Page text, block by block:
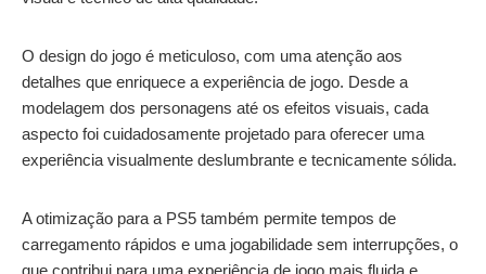
O design do jogo é meticuloso, com uma atenção aos
detalhes que enriquece a experiência de jogo. Desde a
modelagem dos personagens até os efeitos visuais, cada
aspecto foi cuidadosamente projetado para oferecer uma
experiência visualmente deslumbrante e tecnicamente sólida.
A otimização para a PS5 também permite tempos de
carregamento rápidos e uma jogabilidade sem interrupções, o